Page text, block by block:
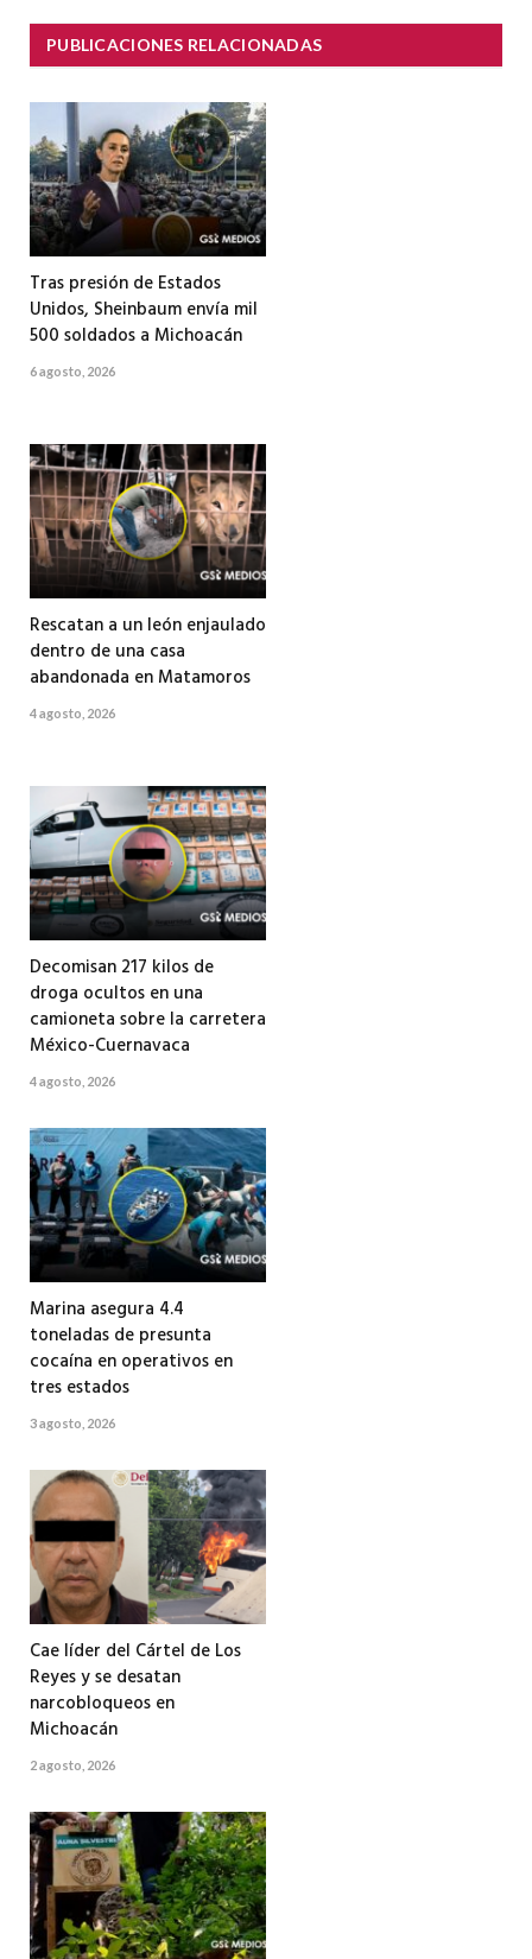
PUBLICACIONES RELACIONADAS
Tras presión de Estados
Unidos, Sheinbaum envía mil
500 soldados a Michoacán
6 agosto, 2026
Rescatan a un león enjaulado
dentro de una casa
abandonada en Matamoros
4 agosto, 2026
Decomisan 217 kilos de
droga ocultos en una
camioneta sobre la carretera
México-Cuernavaca
4 agosto, 2026
Marina asegura 4.4
toneladas de presunta
cocaína en operativos en
tres estados
3 agosto, 2026
Cae líder del Cártel de Los
Reyes y se desatan
narcobloqueos en
Michoacán
2 agosto, 2026